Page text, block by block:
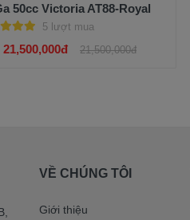
50cc Victoria AT88-Royal
5 lượt mua
21,500,000đ 21,500,000đ
VỀ CHÚNG TÔI
Giới thiệu